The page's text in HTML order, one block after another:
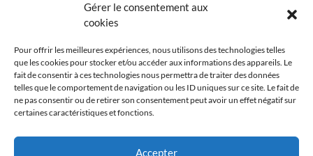
Gérer le consentement aux
cookies
Pour offrir les meilleures expériences, nous utilisons des technologies telles
que les cookies pour stocker et/ou accéder aux informations des appareils. Le
fait de consentir à ces technologies nous permettra de traiter des données
telles que le comportement de navigation ou les ID uniques sur ce site. Le fait de
ne pas consentir ou de retirer son consentement peut avoir un effet négatif sur
certaines caractéristiques et fonctions.
Accepter